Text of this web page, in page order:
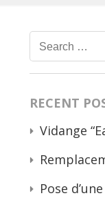
Search
for:
RECENT
Vidange
Pose